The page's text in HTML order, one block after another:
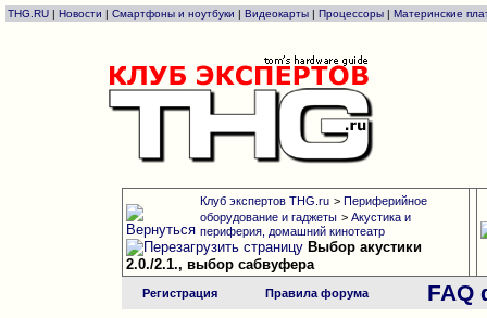
THG.RU | Новости | Смартфоны и ноутбуки | Видеокарты | Процессоры | Материнские
Клуб экспертов THG.ru > Периферийное
оборудование и гаджеты > Акустика и
периферия, домашний кинотеатр
Выбор акустики
2.0./2.1., выбор сабвуфера
Регистрация Правила форума FAQ